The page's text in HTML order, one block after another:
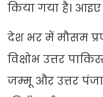
किया गया है। आइए
देश भर में मौसम
विक्षोभ उत्तर
जम्मू और उत्तर